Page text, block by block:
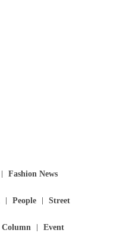
Fashion News
People Street
Column Event